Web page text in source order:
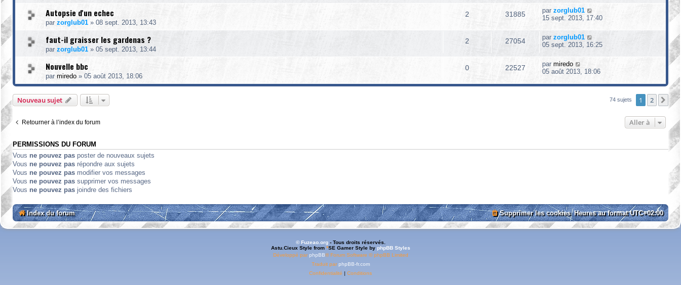
Autopsie d'un echec
par zorglub01 » 08 sept. 2013, 13:43
2 31885 par zorglub01
15 sept. 2013, 17:40
faut-il graisser les gardenas ?
par zorglub01 » 05 sept. 2013, 13:44
2 27054 par zorglub01
05 sept. 2013, 16:25
Nouvelle bbc
par miredo » 05 août 2013, 18:06
0 22527 par miredo
05 août 2013, 18:06
Nouveau sujet 74 sujets 1 2
Retourner à l’index du forum Aller à
PERMISSIONS DU FORUM
Vous ne pouvez pas poster de nouveaux sujets
Vous ne pouvez pas répondre aux sujets
Vous ne pouvez pas modifier vos messages
Vous ne pouvez pas supprimer vos messages
Vous ne pouvez pas joindre des fichiers
Index du forum Heures au formatUTC+02:00
Supprimer les cookies
© Fuzeao.org- Tous droits réservés.
Astu.Cieux Style from *SE Gamer Style by phpBB Styles
Développé parphpBB® Forum Software © phpBB Limited
Traduit parphpBB-fr.com
Confidentialité | Conditions